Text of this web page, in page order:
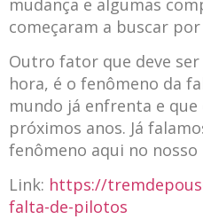
começaram a buscar
Outro fator que deve
hora, é o fenômeno da
mundo já enfrenta e que
próximos anos. Já
fenômeno aqui no nosso
Link: https://
falta-de-pilotos